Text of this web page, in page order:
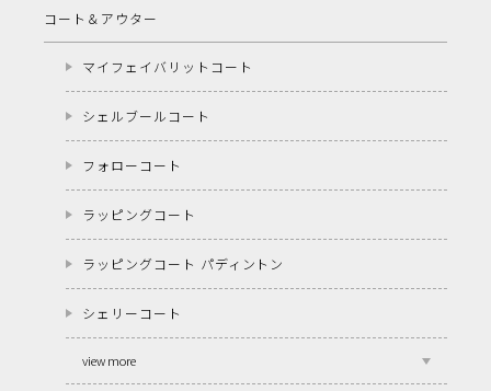
コート＆アウター
マイフェイバリットコート
シェルブールコート
フォローコート
ラッピングコート
ラッピングコート パディントン
シェリーコート
view more